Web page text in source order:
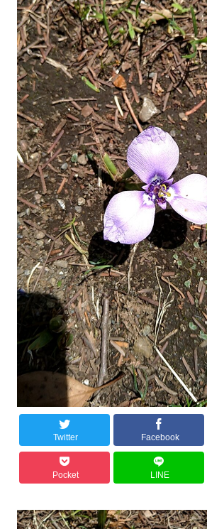
Twitter Facebook
Pocket LINE